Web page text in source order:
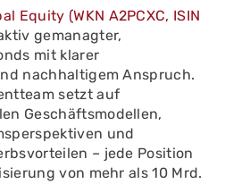
Equity (WKN A2PCXC, ISIN
gemanagter,
mit klarer
nachhaltigem Anspruch.
setzt auf
Geschäftsmodellen,
und
– jede Position
von mehr als 10 Mrd.